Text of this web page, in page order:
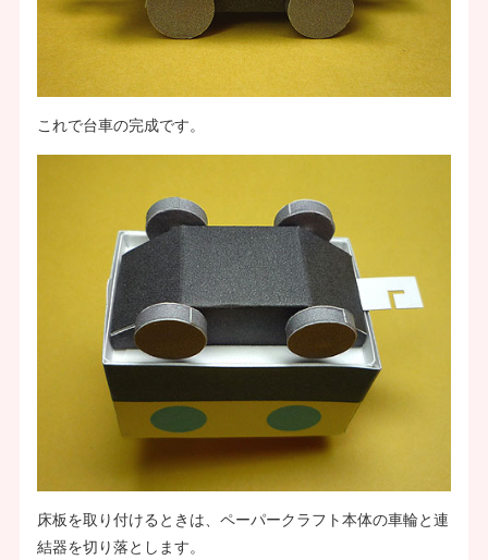
これで台車の完成です。
床板を取り付けるときは、ペーパークラフト本体の車輪と連
結器を切り落とします。